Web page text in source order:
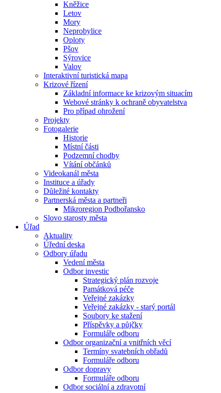
Kněžice
Letov
Mory
Neprobylice
Oploty
Pšov
Sýrovice
Valov
Interaktivní turistická mapa
Krizové řízení
Základní informace ke krizovým situacím
Webové stránky k ochraně obyvatelstva
Pro případ ohrožení
Projekty
Fotogalerie
Historie
Místní části
Podzemní chodby
Vítání občánků
Videokanál města
Instituce a úřady
Důležité kontakty
Partnerská města a partneři
Mikroregion Podbořansko
Slovo starosty města
Úřad
Aktuality
Úřední deska
Odbory úřadu
Vedení města
Odbor investic
Strategický plán rozvoje
Památková péče
Veřejné zakázky
Veřejné zakázky - starý portál
Soubory ke stažení
Příspěvky a půjčky
Formuláře odboru
Odbor organizační a vnitřních věcí
Termíny svatebních obřadů
Formuláře odboru
Odbor dopravy
Formuláře odboru
Odbor sociální a zdravotní